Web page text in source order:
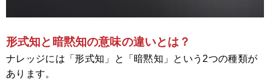
形式知と暗黙知の意味の違いとは？
ナレッジには「形式知」と「暗黙知」という2つの種類が
あります。